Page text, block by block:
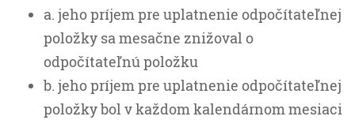
a. jeho príjem pre uplatnenie odpočítateľnej
položky sa mesačne znižoval o
odpočítateľnú položku
b. jeho príjem pre uplatnenie odpočítateľnej
položky bol v každom kalendárnom mesiaci